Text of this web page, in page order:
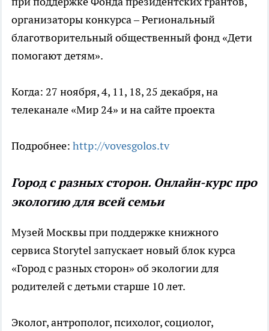
организаторы конкурса – Региональный
благотворительный общественный фонд «Дети
помогают детям».
Когда: 27 ноября, 4, 11, 18, 25 декабря, на
телеканале «Мир 24» и на сайте проекта
Подробнее: http://vovesgolos.tv
Город с разных сторон. Онлайн-курс про
экологию для всей семьи
Музей Москвы при поддержке книжного
сервиса Storytel запускает новый блок курса
«Город с разных сторон» об экологии для
родителей с детьми старше 10 лет.
Эколог, антрополог, психолог, социолог,